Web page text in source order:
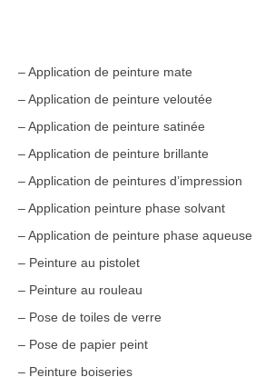
– Application de peinture mate
– Application de peinture veloutée
– Application de peinture satinée
– Application de peinture brillante
– Application de peintures d’impression
– Application peinture phase solvant
– Application de peinture phase aqueuse
– Peinture au pistolet
– Peinture au rouleau
– Pose de toiles de verre
– Pose de papier peint
– Peinture boiseries